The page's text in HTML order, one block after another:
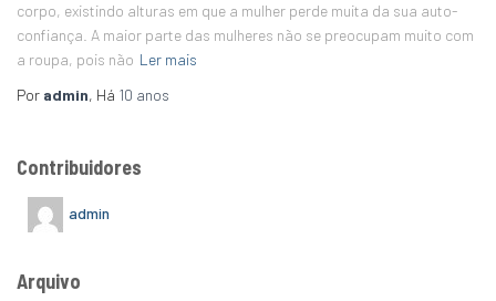
corpo, existindo alturas em que a mulher perde muita da sua auto-
confiança. A maior parte das mulheres não se preocupam muito com
a roupa, pois não Ler mais
Por admin, Há 10 anos
Contribuidores
admin
Arquivo